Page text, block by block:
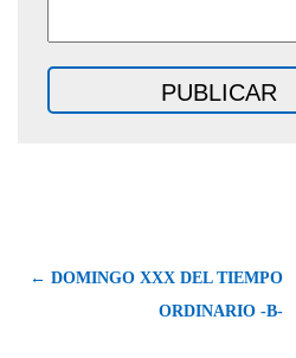
← DOMINGO XXX DEL TIEMPO
ORDINARIO -B-